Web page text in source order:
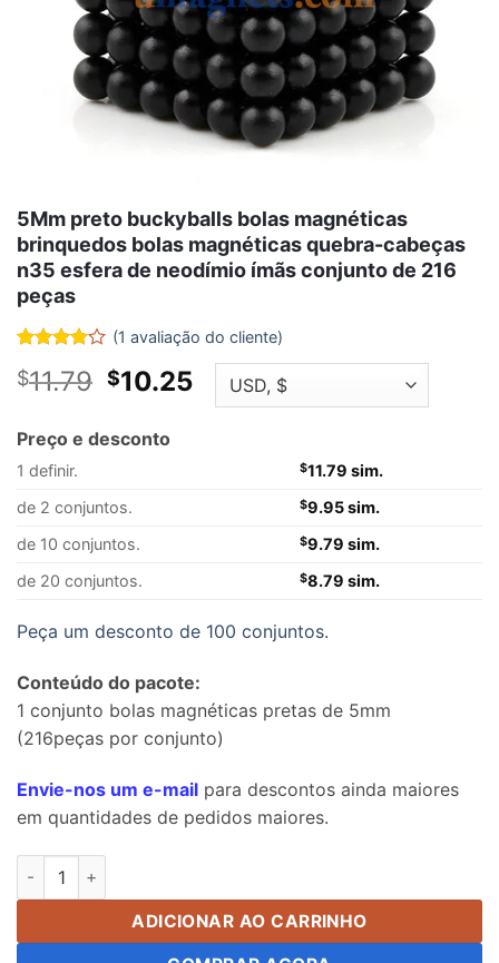
5Mm preto buckyballs bolas magnéticas
brinquedos bolas magnéticas quebra-cabeças
n35 esfera de neodímio ímãs conjunto de 216
peças
4fora de
em
avaliação
do
(1 avaliação do cliente)
$11.79 O
original
$10.25O
preço
Preço e desconto
1 definir. $11.79 sim.
de 2 conjuntos.
$9.95 sim.
de 10 conjuntos.
$9.79 sim.
de 20 conjuntos.
$8.79 sim.
Peça um desconto de 100 conjuntos.
Conteúdo do pacote:
1 conjunto bolas magnéticas pretas de 5mm
(216peças por conjunto)
Envie-nos um e-mail para descontos ainda maiores
em quantidades de pedidos maiores.
5Mm preto buckyballs bolas magnéticas brinquedos bolas
ADICIONAR AO CARRINHO